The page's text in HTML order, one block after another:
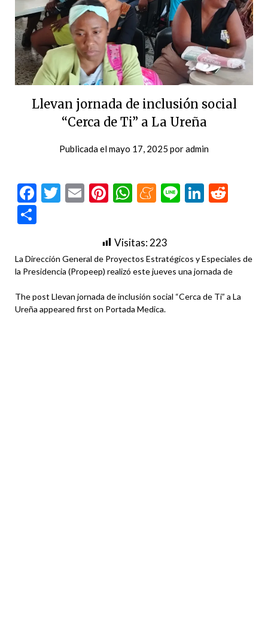
Llevan jornada de inclusión social
“Cerca de Ti” a La Ureña
Publicada elmayo 17, 2025 poradmin
Facebook
Twitter
EmailPinterest
WhatsApp
Meneame
Line
Visitas:223
La Dirección General de Proyectos Estratégicos y Especiales de
la Presidencia (Propeep) realizó este jueves una jornada de
The post Llevan jornada de inclusión social “Cerca de Ti” a La
Ureña appeared first on Portada Medica.